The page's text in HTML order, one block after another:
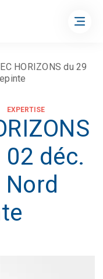
HORIZONS du 29
EXPERTISE
déc.